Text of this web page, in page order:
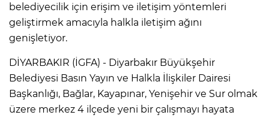
belediyecilik için erişim ve iletişim yöntemleri
geliştirmek amacıyla halkla iletişim ağını
genişletiyor.
DİYARBAKIR (İGFA) - Diyarbakır Büyükşehir
Belediyesi Basın Yayın ve Halkla İlişkiler Dairesi
Başkanlığı, Bağlar, Kayapınar, Yenişehir ve Sur olmak
üzere merkez 4 ilçede yeni bir çalışmayı hayata